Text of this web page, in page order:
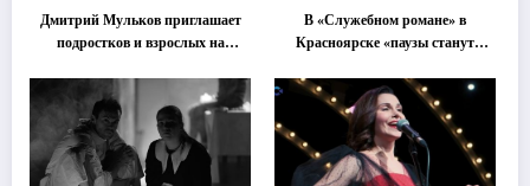
Дмитрий Мульков приглашает
подростков и взрослых на
В «Служебном романе» в
Красноярске «паузы станут